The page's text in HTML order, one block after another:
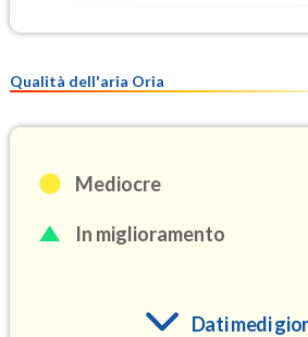
Qualità dell'aria Oria
Mediocre
In miglioramento
Dati medi